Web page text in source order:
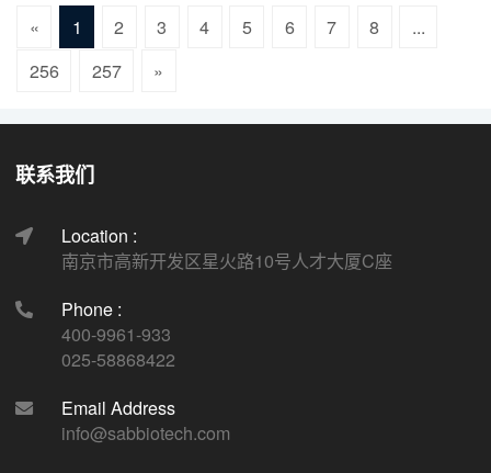
« 1 2 3 4 5 6 7 8
...
256
257 »
联系我们
Location :
南京市高新开发区星火路10号人才大厦C座
Phone :
400-9961-933
025-58868422
Email Address
info@sabbiotech.com